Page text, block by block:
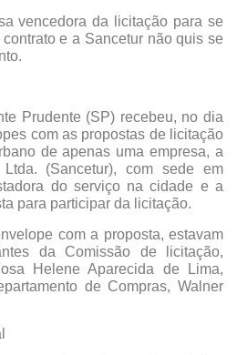
vencedora da licitação para se
e a Sancetur não quis se
Prudente (SP) recebeu, no dia
com as propostas de licitação
de apenas uma empresa, a
(Sancetur), com sede em
do serviço na cidade e a
para participar da licitação.
com a proposta, estavam
da Comissão de licitação,
Helene Aparecida de Lima,
de Compras, Walner